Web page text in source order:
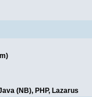
(NB), PHP, Lazarus